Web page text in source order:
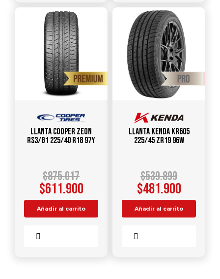
Llanta COOPER ZEON
RS3/G1 225/40 R18 97Y
$875.017
$611.900
Añadir al carrito
Llanta KENDA KR605
225/45 ZR19 96W
$539.899
$481.900
Añadir al carrito